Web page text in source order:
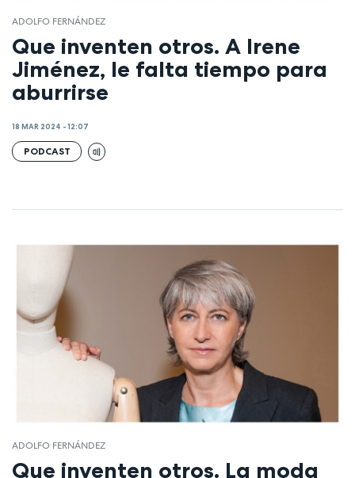
ADOLFO FERNÁNDEZ
Que inventen otros. A Irene
Jiménez, le falta tiempo para
aburrirse
18 MAR 2024 - 12:07
PODCAST
ADOLFO FERNÁNDEZ
Que inventen otros. La moda